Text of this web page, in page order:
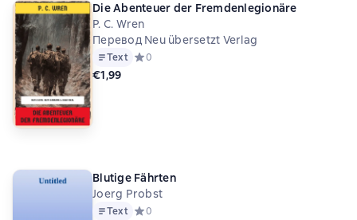
Die Abenteuer der Fremdenlegionäre
P. C. Wren
Перевод Neu übersetzt Verlag
Text Средний рейтинг 0 на основе 0 оценок
0
€1,99
Blutige Fährten
Joerg Probst
Text Средний рейтинг 0 на основе 0 оценок
0